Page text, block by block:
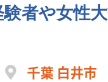
験者や女性
千葉 白井市